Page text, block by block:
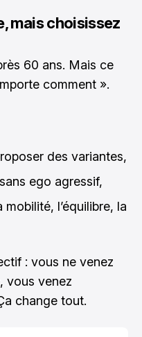
mais choisissez
60 ans. Mais ce
comment ».
des variantes,
ego agressif,
l’équilibre, la
: vous ne venez
vous venez
change tout.